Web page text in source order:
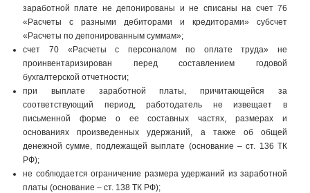
заработной плате не депонированы и не списаны на счет 76
«Расчеты с разными дебиторами и кредиторами» субсчет
«Расчеты по депонированным суммам»;
счет 70 «Расчеты с персоналом по оплате труда» не
проинвентаризирован перед составлением годовой
бухгалтерской отчетности;
при выплате заработной платы, причитающейся за
соответствующий период, работодатель не извещает в
письменной форме о ее составных частях, размерах и
основаниях произведенных удержаний, а также об общей
денежной сумме, подлежащей выплате (основание – ст. 136 ТК
РФ);
не соблюдается ограничение размера удержаний из заработной
платы (основание – ст. 138 ТК РФ);